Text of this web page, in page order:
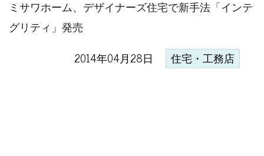
ミサワホーム、デザイナーズ住宅で新手法「インテ
グリティ」発売
2014年04月28日 住宅・工務店